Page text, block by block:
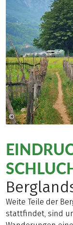
Weite Teile der
stattfindet, sind
© Zbulo